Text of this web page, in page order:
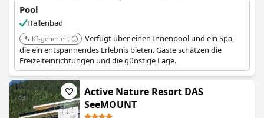
Pool
Hallenbad
KI-generiert
Verfügt über einen Innenpool und ein Spa,
die ein entspannendes Erlebnis bieten. Gäste schätzen die
Freizeiteinrichtungen und die günstige Lage.
Active Nature Resort DAS
SeeMOUNT